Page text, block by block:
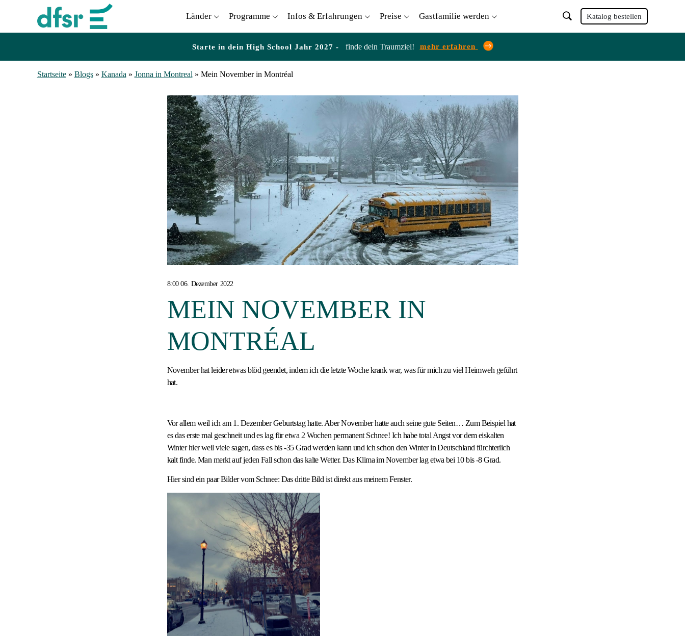
Länder Programme Infos & Erfahrungen Preise Gastfamilie werden Katalog bestellen
Starte in dein High School Jahr 2027 - finde dein Traumziel! mehr erfahren
Startseite» Blogs» Kanada » Jonna in Montreal » Mein November in Montréal
8:00 06. Dezember 2022
MEIN NOVEMBER IN
MONTRÉAL
November hat leider etwas blöd geendet, indem ich die letzte Woche krank war, was für mich zu viel Heimweh geführt
hat.
Vor allem weil ich am 1. Dezember Geburtstag hatte. Aber November hatte auch seine gute Seiten… Zum Beispiel hat
es das erste mal geschneit und es lag für etwa 2 Wochen permanent Schnee! Ich habe total Angst vor dem eiskalten
Winter hier weil viele sagen, dass es bis -35 Grad werden kann und ich schon den Winter in Deutschland fürchterlich
kalt finde. Man merkt auf jeden Fall schon das kalte Wetter. Das Klima im November lag etwa bei 10 bis -8 Grad.
Hier sind ein paar Bilder vom Schnee: Das dritte Bild ist direkt aus meinem Fenster.